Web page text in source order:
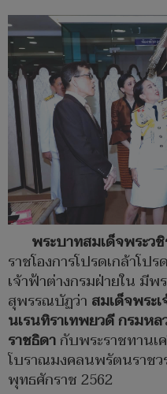
พระบาทสมเด็จพระวชิ
ราชโองการโปรดเกล้าโ
เจ้าฟ้าต่างกรมฝ่ายใน มี
สุพรรณบัฏว่า สมเด็จพระ
นเรนทิราเทพยวดี กรมห
ราชธิดากับพระราชทานเ
โบราณมงคลนพรัตนราช
พุทธศักราช 2562